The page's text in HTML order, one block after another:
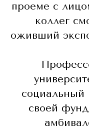
проеме с
коллег
оживший
социальный
своей